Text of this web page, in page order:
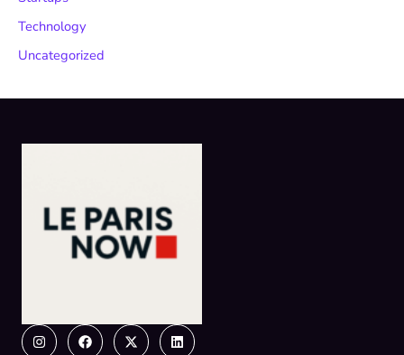
Technology
Uncategorized
InstagramFacebook
X-
twitter
Linkedin